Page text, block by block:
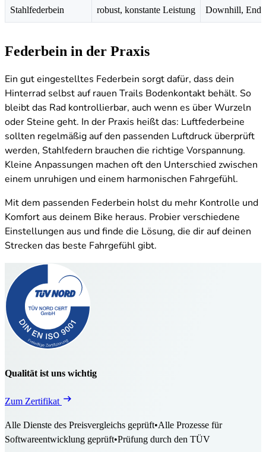
Stahlfederbein robust, konstante Leistung Downhill,
Federbein in der Praxis
Ein gut eingestelltes Federbein sorgt dafür, dass dein
Hinterrad selbst auf rauen Trails Bodenkontakt behält. So
bleibt das Rad kontrollierbar, auch wenn es über Wurzeln
oder Steine geht. In der Praxis heißt das: Luftfederbeine
sollten regelmäßig auf den passenden Luftdruck überprüft
werden, Stahlfedern brauchen die richtige Vorspannung.
Kleine Anpassungen machen oft den Unterschied zwischen
einem unruhigen und einem harmonischen Fahrgefühl.
Mit dem passenden Federbein holst du mehr Kontrolle und
Komfort aus deinem Bike heraus. Probier verschiedene
Einstellungen aus und finde die Lösung, die dir auf deinen
Strecken das beste Fahrgefühl gibt.
Qualität ist uns wichtig
Zum Zertifikat
Alle Dienste des Preisvergleichs geprüft•Alle Prozesse für
Softwareentwicklung geprüft•Prüfung durch den TÜV